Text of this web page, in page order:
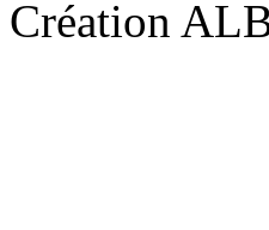
Création